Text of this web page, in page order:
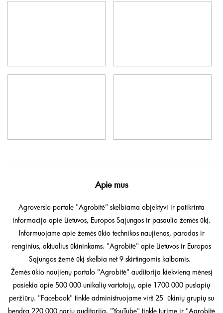
Apie mus
Agroverslo portale "Agrobitė" skelbiama objektyvi ir patikrinta
informacija apie Lietuvos, Europos Sąjungos ir pasaulio žemės ūkį.
Informuojame apie žemės ūkio technikos naujienas, parodas ir
renginius, aktualius ūkininkams. "Agrobitė" apie Lietuvos ir Europos
Sąjungos žemė ūkį skelbia net 9 skirtingomis kalbomis.
Žemės ūkio naujienų portalo "Agrobitė" auditorija kiekvieną mėnesį
pasiekia apie 500 000 unikalių vartotojų, apie 1700 000 puslapių
peržiūrų. "Facebook" tinkle administruojame virš 25 ūkinių grupių su
bendra 220 000 narių auditorija. "YouTube" tinkle turime ir "Agrobitė